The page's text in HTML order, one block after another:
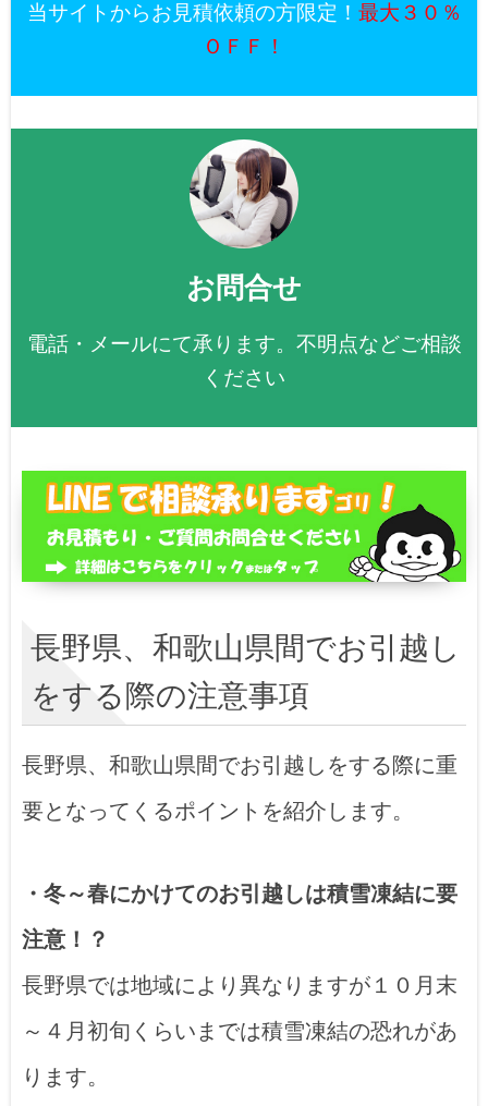
当サイトからお見積依頼の方限定！ 最大３０％
ＯＦＦ！
お問合せ
電話・メールにて承ります。不明点などご相談
ください
長野県、和歌山県間でお引越し
をする際の注意事項
長野県、和歌山県間でお引越しをする際に重
要となってくるポイントを紹介します。
・冬～春にかけてのお引越しは積雪凍結に要
注意！？
長野県では地域により異なりますが１０月末
～４月初旬くらいまでは積雪凍結の恐れがあ
ります。